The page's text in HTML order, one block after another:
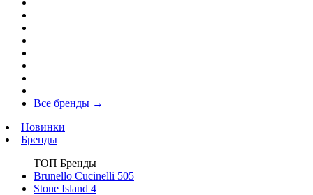
Все бренды →
Новинки
Бренды
ТОП Бренды
Brunello Cucinelli 505
Stone Island 4